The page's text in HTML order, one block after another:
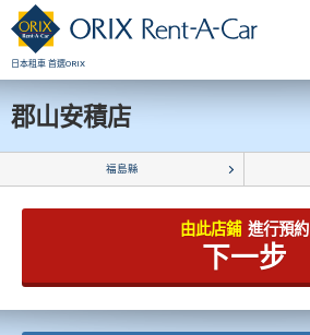
日本租車 首選ORIX
郡山安積店
福島縣
由此店鋪 進行預約
下一步